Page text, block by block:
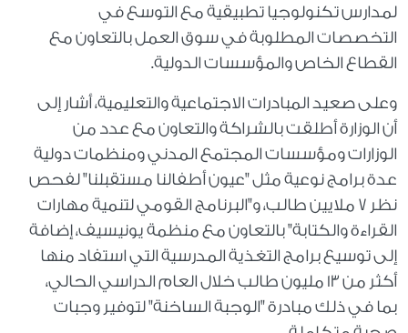
لمدارس تكنولوجيا تطبيقية مع التوسع في
التخصصات المطلوبة في سوق العمل بالتعاون مع
القطاع الخاص والمؤسسات الدولية.
وعلى صعيد المبادرات الاجتماعية والتعليمية، أشار إلى
أن الوزارة أطلقت بالشراكة والتعاون مع عدد من
الوزارات ومؤسسات المجتمع المدني ومنظمات دولية
عدة برامج نوعية مثل "عيون أطفالنا مستقبلنا" لفحص
نظر 7 ملايين طالب، و"البرنامج القومي لتنمية مهارات
القراءة والكتابة" بالتعاون مع منظمة يونيسيف، إضافة
إلى توسيع برامج التغذية المدرسية التي استفاد منها
أكثر من 13 مليون طالب خلال العام الدراسي الحالي،
بما في ذلك مبادرة "الوجبة الساخنة" لتوفير وجبات